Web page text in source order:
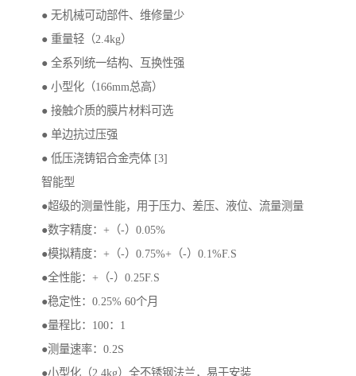
● 无机械可动部件、维修量少
● 重量轻（2.4kg）
● 全系列统一结构、互换性强
● 小型化（166mm总高）
● 接触介质的膜片材料可选
● 单边抗过压强
● 低压浇铸铝合金壳体 [3]
智能型
●超级的测量性能，用于压力、差压、液位、流量测量
●数字精度：+（-）0.05%
●模拟精度：+（-）0.75%+（-）0.1%F.S
●全性能：+（-）0.25F.S
●稳定性：0.25% 60个月
●量程比：100：1
●测量速率：0.2S
●小型化（2.4kg）全不锈钢法兰，易于安装